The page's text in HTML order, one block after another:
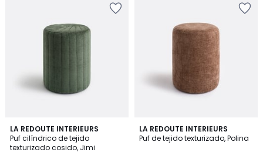
LA REDOUTE INTERIEURS
Puf cilíndrico de tejido
texturizado cosido, Jimi
LA REDOUTE INTERIEURS
Puf de tejido texturizado, Polina
2
Colores